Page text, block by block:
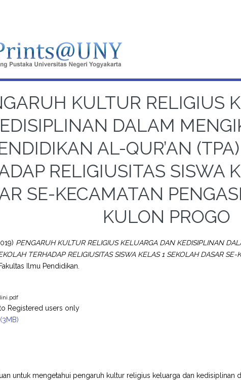
KULTUR RELIGIUS
DALAM
AL-QUR’AN
RELIGIUSITAS SISWA
SE-KECAMATAN
KULON PROGO
PENGARUH KULTUR RELIGIUS KELUARGA DAN KEDISIPLINAN
TERHADAP RELIGIUSITAS SISWA KELAS 1 SEKOLAH DASAR
Ilmu Pendidikan.
Registered users only
untuk mengetahui pengaruh kultur religius keluarga dan kedisiplinan